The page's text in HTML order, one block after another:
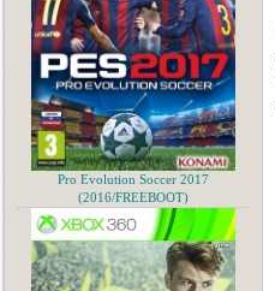
Pro Evolution Soccer 2017
(2016/FREEBOOT)